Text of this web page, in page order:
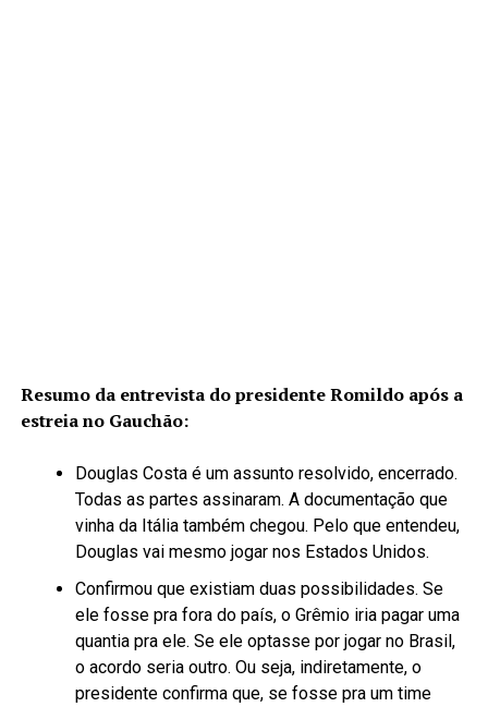
Resumo da entrevista do presidente Romildo após a
estreia no Gauchão:
Douglas Costa é um assunto resolvido, encerrado.
Todas as partes assinaram. A documentação que
vinha da Itália também chegou. Pelo que entendeu,
Douglas vai mesmo jogar nos Estados Unidos.
Confirmou que existiam duas possibilidades. Se
ele fosse pra fora do país, o Grêmio iria pagar uma
quantia pra ele. Se ele optasse por jogar no Brasil,
o acordo seria outro. Ou seja, indiretamente, o
presidente confirma que, se fosse pra um time